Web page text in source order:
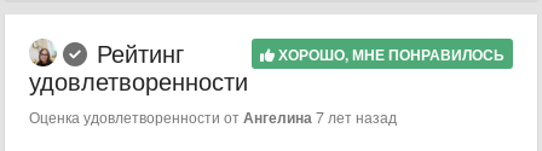
ХОРОШО, МНЕ ПОНРАВИЛОСЬ
Рейтинг
удовлетворенности
Оценка удовлетворенности отАнгелина 7 лет назад